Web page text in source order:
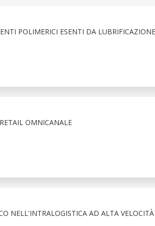
POLIMERICI ESENTI DA LUBRIFICAZIONE
OMNICANALE
NELL'INTRALOGISTICA AD ALTA VELOCITÀ